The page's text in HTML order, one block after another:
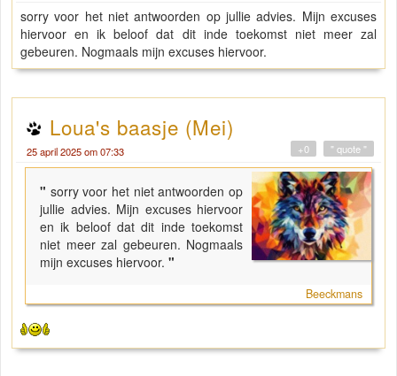
sorry voor het niet antwoorden op jullie advies. Mijn excuses
hiervoor en ik beloof dat dit inde toekomst niet meer zal
gebeuren. Nogmaals mijn excuses hiervoor.
Loua's baasje (Mei)
25 april 2025 om 07:33 " quote "
+0
" sorry voor het niet antwoorden op
jullie advies. Mijn excuses hiervoor
en ik beloof dat dit inde toekomst
niet meer zal gebeuren. Nogmaals
mijn excuses hiervoor. "
Beeckmans